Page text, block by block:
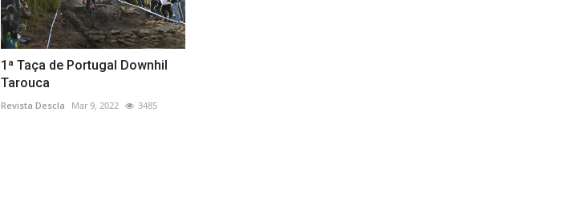
1ª Taça de Portugal Downhil
Tarouca
Revista Descla Mar 9, 2022 3485